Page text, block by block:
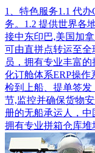
1、特色服务1.1 代
务。1.2 提供世界各
接中东印巴,美国加
可由直拼点转运至全
员，拥有专业丰富
化订舱体系ERP操
检到上船、提单签
节,监控并确保货物
册的无船承运人，
拥有专业拼箱仓库堆